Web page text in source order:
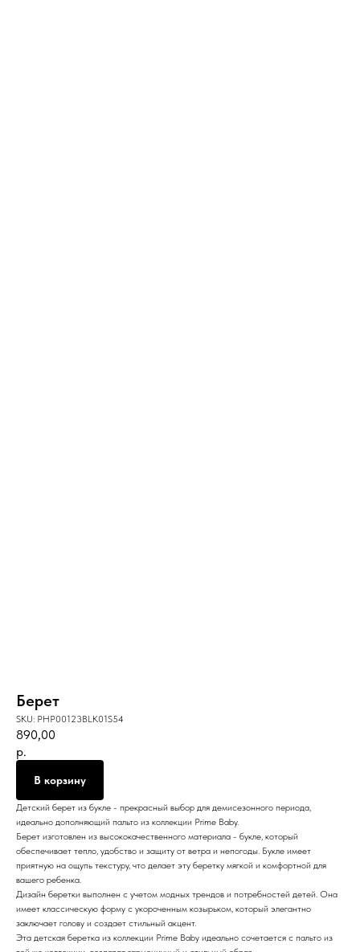
Берет
SKU: PHP00123BLK01S54
890,00
р.
В корзину
Детский берет из букле - прекрасный выбор для демисезонного периода,
идеально дополняющий пальто из коллекции Prime Baby.
Берет изготовлен из высококачественного материала - букле, который
обеспечивает тепло, удобство и защиту от ветра и непогоды. Букле имеет
приятную на ощупь текстуру, что делает эту беретку мягкой и комфортной для
вашего ребенка.
Дизайн беретки выполнен с учетом модных трендов и потребностей детей. Она
имеет классическую форму с укороченным козырьком, который элегантно
заключает голову и создает стильный акцент.
Эта детская беретка из коллекции Prime Baby идеально сочетается с пальто из